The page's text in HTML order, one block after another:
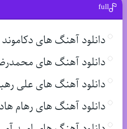
full
دانلود آهنگ های
دانلود آهنگ های
دانلود آهنگ های علی
دانلود آهنگ های رهام